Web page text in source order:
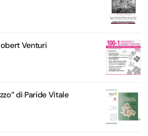
Venturi
di Paride Vitale